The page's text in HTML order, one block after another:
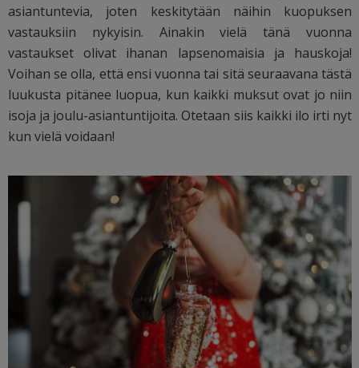
asiantuntevia, joten keskitytään näihin kuopuksen
vastauksiin nykyisin. Ainakin vielä tänä vuonna
vastaukset olivat ihanan lapsenomaisia ja hauskoja!
Voihan se olla, että ensi vuonna tai sitä seuraavana tästä
luukusta pitänee luopua, kun kaikki muksut ovat jo niin
isoja ja joulu-asiantuntijoita. Otetaan siis kaikki ilo irti nyt
kun vielä voidaan!